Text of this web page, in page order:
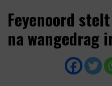
Feyenoord
na wangedrag